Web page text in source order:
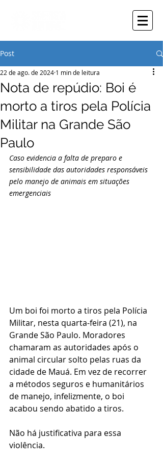
Post
Nota de repúdio: Boi é
morto a tiros pela Polícia
Militar na Grande São
Paulo
22 de ago. de 2024 1 min de leitura
Caso evidencia a falta de preparo e
sensibilidade das autoridades responsáveis
pelo manejo de animais em situações
emergenciais
Um boi foi morto a tiros pela Polícia
Militar, nesta quarta-feira (21), na
Grande São Paulo. Moradores
chamaram as autoridades após o
animal circular solto pelas ruas da
cidade de Mauá. Em vez de recorrer
a métodos seguros e humanitários
de manejo, infelizmente, o boi
acabou sendo abatido a tiros.
Não há justificativa para essa
violência.